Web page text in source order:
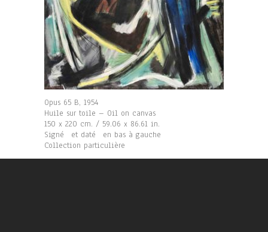
Opus 65 B, 1954
Huile sur toile – Oil on canvas
150 x 220 cm. / 59.06 x 86.61 in.
Signé et daté en bas à gauche
Collection particulière